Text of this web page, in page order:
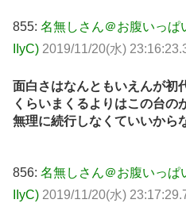
855: 名無しさん＠お腹いっぱ
IIyC) 2019/11/20(水)
面白さはなんともいえんが初
くらいまくるよりはこの台の
無理に続行しなくていいから
856: 名無しさん＠お腹いっぱ
IIyC) 2019/11/20(水)